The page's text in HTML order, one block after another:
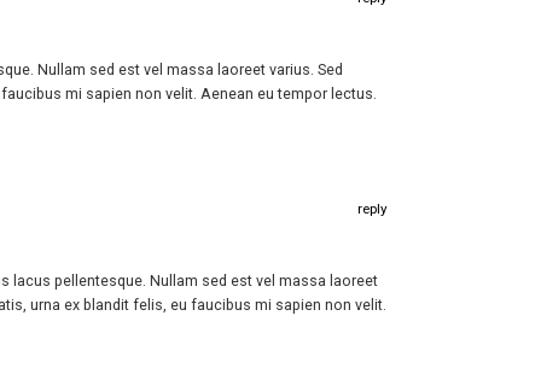
Nullam sed est vel massa laoreet varius. Sed
mi sapien non velit. Aenean eu tempor lectus.
reply
lacus pellentesque. Nullam sed est vel massa laoreet
urna ex blandit felis, eu faucibus mi sapien non velit.